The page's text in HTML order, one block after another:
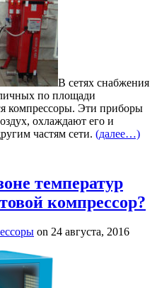
В сетях снабжения
по площади
компрессоры. Эти приборы
охлаждают его и
частям сети. (далее…)
температур
компрессор?
on 24 августа, 2016